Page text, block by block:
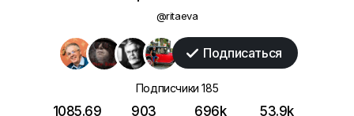
@ritaeva
 Подписаться
Подписчики185
1085.69 903 696k 53.9k